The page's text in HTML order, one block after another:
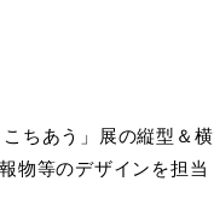
ちあう」展の縦型＆横
物等のデザインを担当